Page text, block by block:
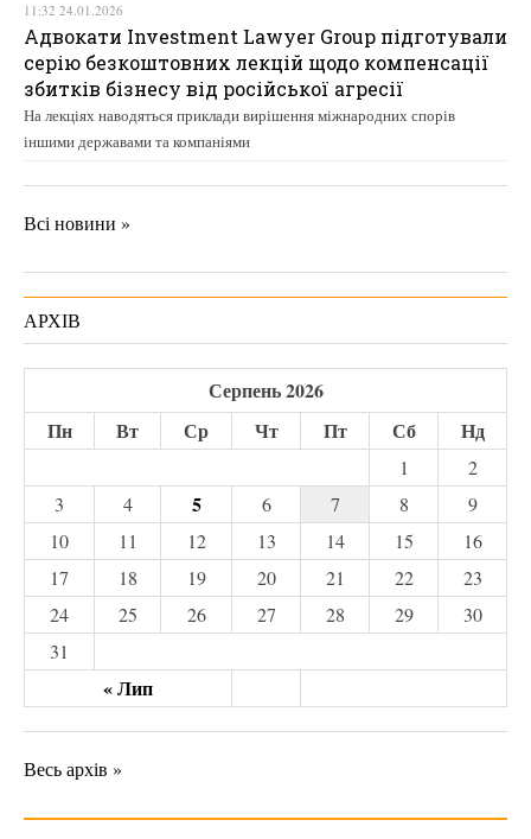
11:32 24.01.2026
Адвокати Investment Lawyer Group підготували
серію безкоштовних лекцій щодо компенсації
збитків бізнесу від російської агресії
На лекціях наводяться приклади вирішення міжнародних спорів
іншими державами та компаніями
Всі новини »
АРХІВ
Серпень 2026
Пн
Вт Ср Чт Пт Сб Нд
« Лип
1
2
3
4 5 6 7 8
9
10
11 12 13 14 15
16
17
18 19 20 21 22
23
24
25 26 27 28 29
30
31
Весь архів »